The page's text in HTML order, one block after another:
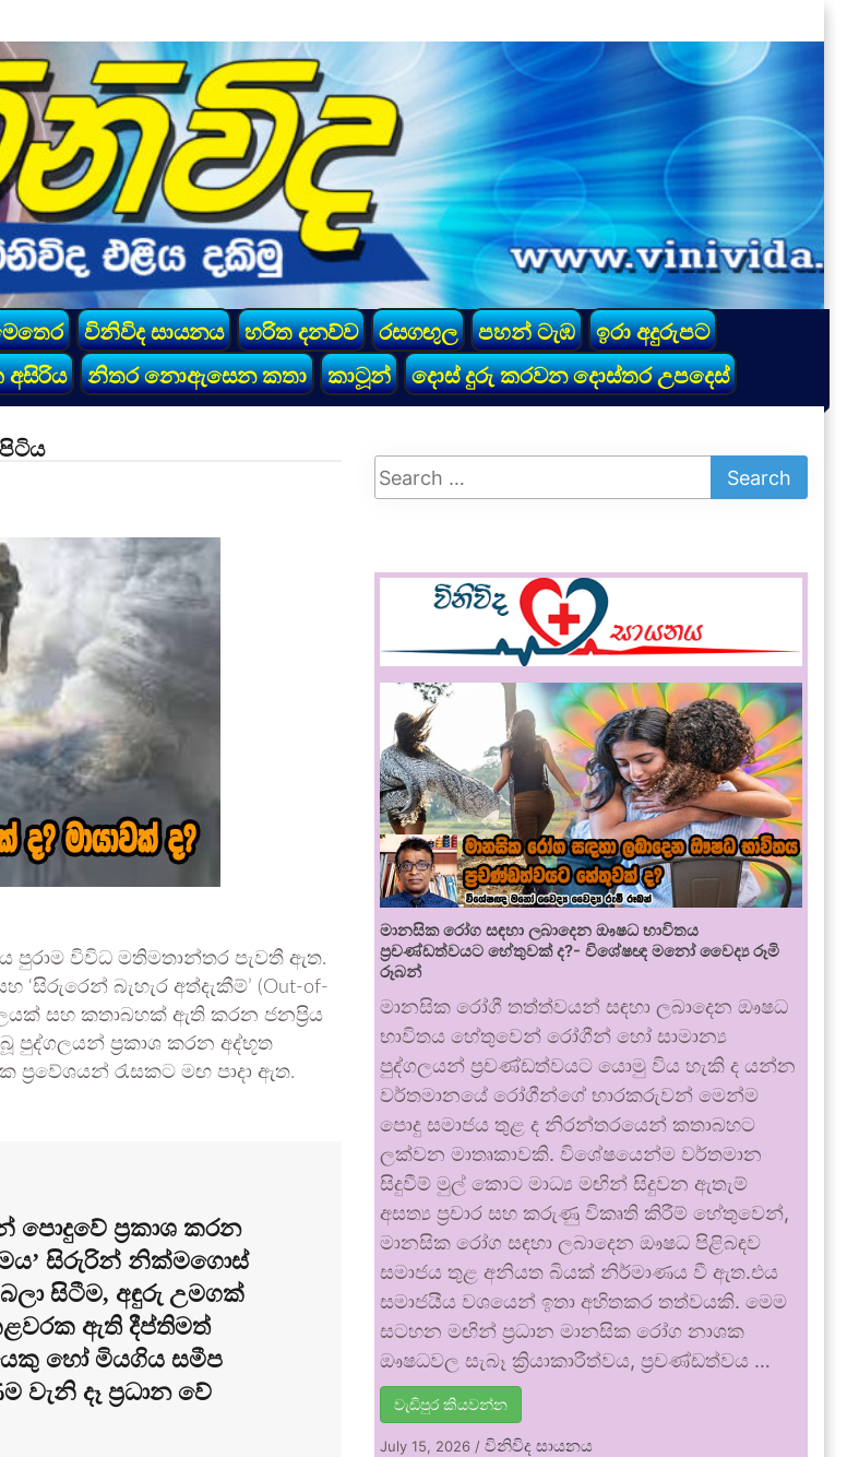
විනිවිද සායනය හරිත දනව්ව රසගඟුල පහන් ටැඹ
ඉරා අදුරුපට
නිතර නොඇසෙන කතා කාටූන් දොස් දුරු කරවන දොස්තර උපදෙස්
පුරාම විවිධ මතිමතාන්තර පැවතී ඇත.
‘සිරුරෙන් බැහැර අත්දැකීම්’ (Out-of-
සහ කතාබහක් ඇති කරන ජනප්‍රිය
පුද්ගලයන් ප්‍රකාශ කරන අද්භූත
ප්‍රවේශයන් රැසකට මඟ පාදා ඇත.
පොදුවේ ප්‍රකාශ කරන
සිරුරින් නික්මගොස්
සිටීම, අඳුරු උමගක්
ඇති දීප්තිමත්
හෝ මියගිය සමීප
දෑ ප්‍රධාන වේ
මානසික රෝග සඳහා ලබාදෙන ඖෂධ භාවිතය
ප්‍රචණ්ඩත්වයට හේතුවක් ද?- විශේෂඥ මනෝ වෛද්‍ය රූමි
රූබන්
මානසික රෝගී තත්ත්වයන් සඳහා ලබාදෙන ඖෂධ
භාවිතය හේතුවෙන් රෝගීන් හෝ සාමාන්‍ය
පුද්ගලයන් ප්‍රචණ්ඩත්වයට යොමු විය හැකි ද යන්න
වර්තමානයේ රෝගීන්ගේ භාරකරුවන් මෙන්ම
පොදු සමාජය තුළ ද නිරන්තරයෙන් කතාබහට
ලක්වන මාතෘකාවකි. විශේෂයෙන්ම වර්තමාන
සිදුවීම් මුල් කොට මාධ්‍ය මඟින් සිදුවන ඇතැම්
අසත්‍ය ප්‍රචාර සහ කරුණු විකෘති කිරීම් හේතුවෙන්,
මානසික රෝග සඳහා ලබාදෙන ඖෂධ පිළිබඳව
සමාජය තුළ අනියත බියක් නිර්මාණය වී ඇත.එය
සමාජයීය වශයෙන් ඉතා අහිතකර තත්වයකි. මෙම
සටහන මඟින් ප්‍රධාන මානසික රෝග නාශක
ඖෂධවල සැබෑ ක්‍රියාකාරීත්වය, ප්‍රචණ්ඩත්වය …
වැඩිපුර කියවන්න
July 15, 2026 /විනිවිද සායනය